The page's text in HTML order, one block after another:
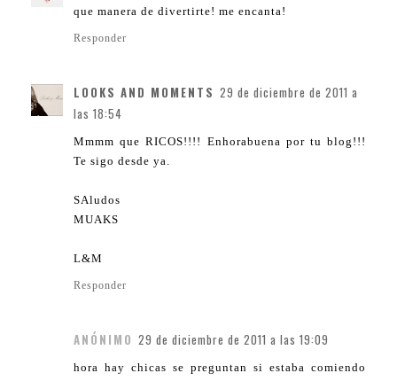
que manera de divertirte! me encanta!
Responder
LOOKS AND MOMENTS 29 de diciembre de 2011 a
las 18:54
Mmmm que RICOS!!!! Enhorabuena por tu blog!!!
Te sigo desde ya.
SAludos
MUAKS
L&M
Responder
ANÓNIMO 29 de diciembre de 2011 a las 19:09
hora hay chicas se preguntan si estaba comiendo